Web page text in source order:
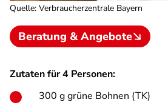
Quelle: Verbraucherzentrale Bayern
Beratung & Angebote
Zutaten für 4 Personen:
300 g grüne Bohnen (TK)